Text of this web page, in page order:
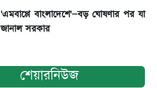
'এমবাপ্পে বাংলাদেশে'—বড় ঘোষণার পর যা
জানাল সরকার
শেয়ারনিউজ